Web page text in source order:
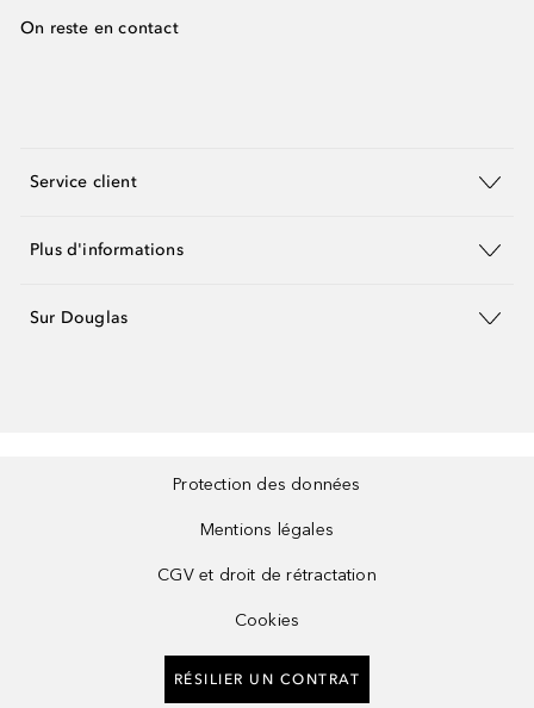
On reste en contact
Service client
Plus d'informations
Sur Douglas
Protection des données
Mentions légales
CGV et droit de rétractation
Cookies
RÉSILIER UN CONTRAT